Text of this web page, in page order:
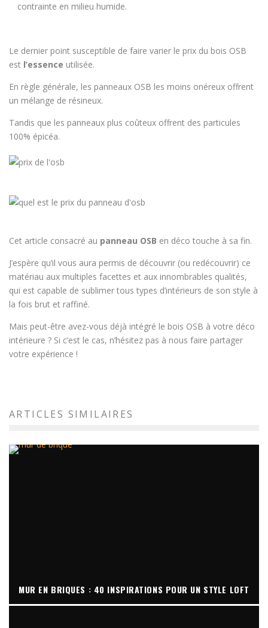
contrainte en milieu humide.
Le dernier point susceptible de faire varier le prix du bois OSB
est l’essence utilisée.
En règle générale, les panneaux OSB les moins onéreux offrent
un mélange de résineux.
Tandis que les panneaux plus coûteux offrent des particules
100% épicéa.
Cet article consacré au panneau OSB en déco touche à sa fin.
J’espère qu’il vous aura permis de découvrir (ou redécouvrir) ce
matériau aux multiples facettes et aux innombrables qualités,
qui est capable de sublimer tous types d’intérieurs de son style à
la fois brut et raffiné.
Mais peut-être avez-vous déjà intégré le bois OSB à votre déco
intérieure ? Si c’est le cas, n’hésitez pas à nous faire partager
votre expérience !
ARTICLES SIMILAIRES
MUR EN BRIQUES : 40 INSPIRATIONS POUR UN STYLE LOFT